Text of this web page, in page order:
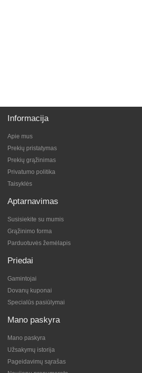
Informacija
Apie mus
Prekių pristatymas
Prekių grąžinimas
Privatumo politika
Taisyklės
Aptarnavimas
Susisiekite su mumis
Grąžinimo forma
Parduotuvės žemėlapis
Priedai
Gamintojai
Dovanų kuponai
Specialūs pasiūlymai
Mano paskyra
Mano paskyra
Užsakymų istorija
Pageidavimų sąrašas